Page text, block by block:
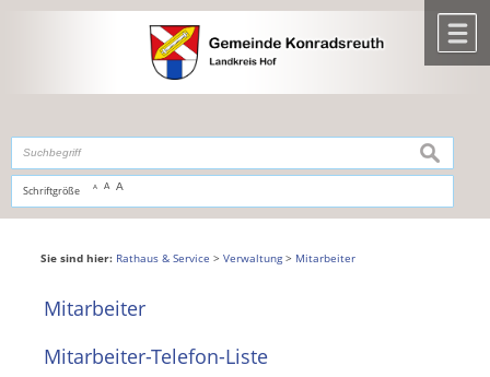
,zur Navigationoderzur Startseitespringen.
Schriftgröße A A A
suchen
Sie sind hier: Rathaus & Service > Verwaltung> Mitarbeiter
Mitarbeiter
Mitarbeiter-Telefon-Liste